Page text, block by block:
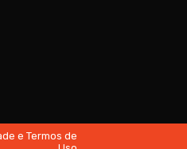
e Termos de